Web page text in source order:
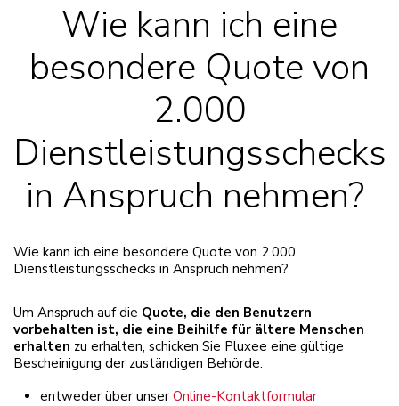
Wie kann ich eine
besondere Quote von
2.000
Dienstleistungsschecks
in Anspruch nehmen?
Wie kann ich eine besondere Quote von 2.000
Dienstleistungsschecks in Anspruch nehmen?
Um Anspruch auf die Quote, die den Benutzern
vorbehalten ist, die eine Beihilfe für ältere Menschen
erhalten zu erhalten, schicken Sie Pluxee eine gültige
Bescheinigung der zuständigen Behörde:
entweder über unser Online-Kontaktformular